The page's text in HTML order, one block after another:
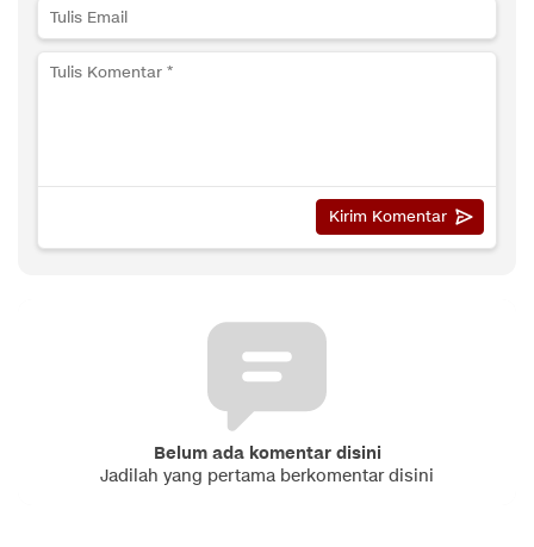
Belum ada komentar disini
Jadilah yang pertama berkomentar disini